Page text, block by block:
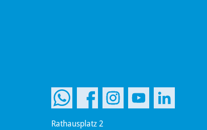
Rathausplatz 2